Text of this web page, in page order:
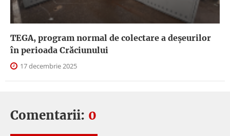
TEGA, program normal de colectare a deşeurilor
în perioada Crăciunului
17 decembrie 2025
Comentarii: 0